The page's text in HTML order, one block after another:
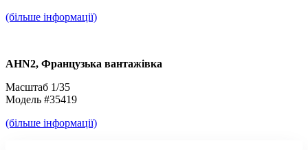
(більше інформації)
AHN2, Французька вантажівка
Масштаб 1/35
Модель #35419
(більше інформації)